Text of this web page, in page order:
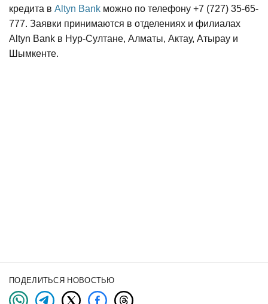
кредита в Altyn Bank можно по телефону +7 (727) 35-65-
777. Заявки принимаются в отделениях и филиалах
Altyn Bank в Нур-Султане, Алматы, Актау, Атырау и
Шымкенте.
ПОДЕЛИТЬСЯ НОВОСТЬЮ